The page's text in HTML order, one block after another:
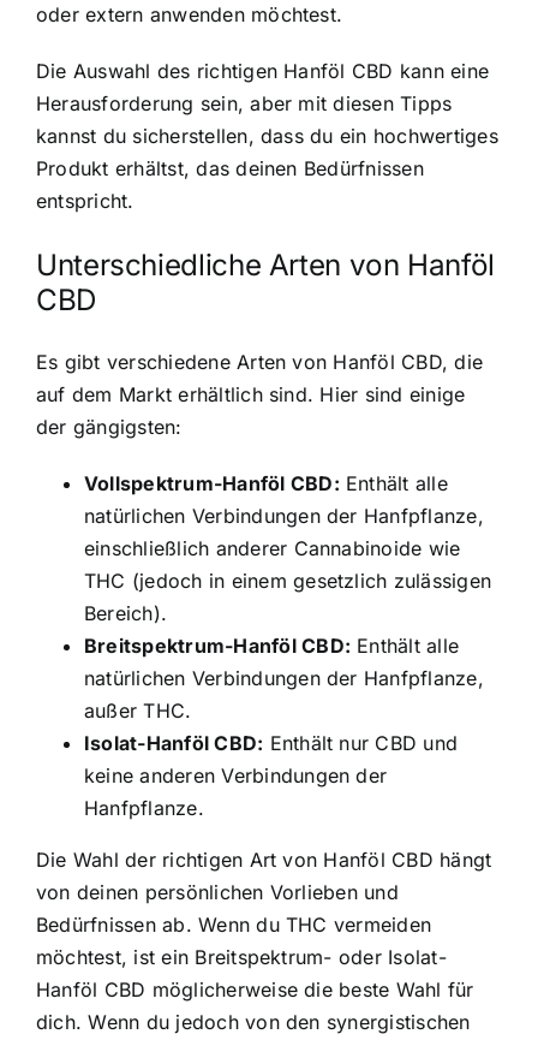
oder extern anwenden möchtest.
Die Auswahl des richtigen Hanföl CBD kann eine
Herausforderung sein, aber mit diesen Tipps
kannst du sicherstellen, dass du ein hochwertiges
Produkt erhältst, das deinen Bedürfnissen
entspricht.
Unterschiedliche Arten von Hanföl
CBD
Es gibt verschiedene Arten von Hanföl CBD, die
auf dem Markt erhältlich sind. Hier sind einige
der gängigsten:
Vollspektrum-Hanföl CBD: Enthält alle
natürlichen Verbindungen der Hanfpflanze,
einschließlich anderer Cannabinoide wie
THC (jedoch in einem gesetzlich zulässigen
Bereich).
Breitspektrum-Hanföl CBD: Enthält alle
natürlichen Verbindungen der Hanfpflanze,
außer THC.
Isolat-Hanföl CBD: Enthält nur CBD und
keine anderen Verbindungen der
Hanfpflanze.
Die Wahl der richtigen Art von Hanföl CBD hängt
von deinen persönlichen Vorlieben und
Bedürfnissen ab. Wenn du THC vermeiden
möchtest, ist ein Breitspektrum- oder Isolat-
Hanföl CBD möglicherweise die beste Wahl für
dich. Wenn du jedoch von den synergistischen